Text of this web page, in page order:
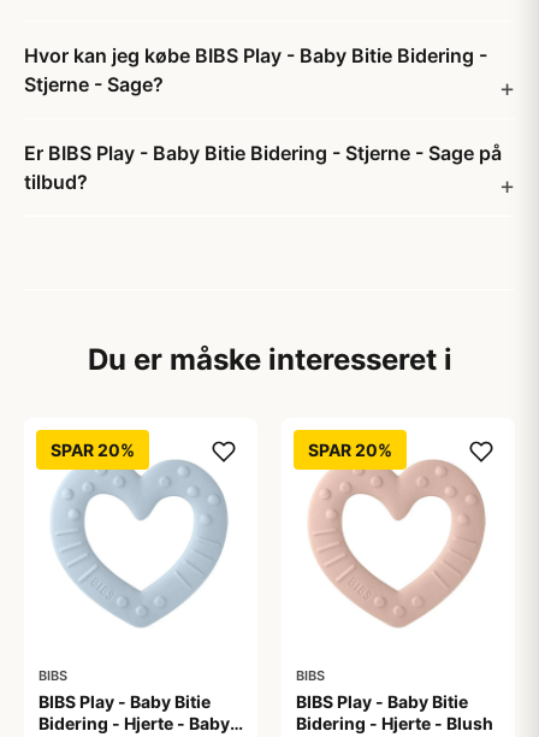
Hvor kan jeg købe BIBS Play - Baby Bitie Bidering -
Stjerne - Sage?
Er BIBS Play - Baby Bitie Bidering - Stjerne - Sage på
tilbud?
Du er måske interesseret i
SPAR 20%
BIBS
BIBS Play - Baby Bitie
Bidering - Hjerte - Baby
SPAR 20%
BIBS
BIBS Play - Baby Bitie
Bidering - Hjerte - Blush